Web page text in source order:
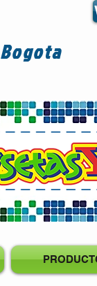
Bogota